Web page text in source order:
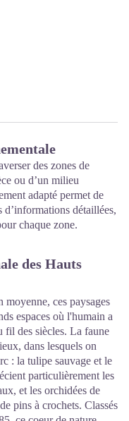
des zones de
ou d’un milieu
adapté permet de
détaillées,
chaque zone.
des Hauts
ces paysages
espaces où l'humain a
fil des siècles. La faune
dans lesquels on
: la tulipe sauvage et le
particulièrement les
et les orchidées de
pins à crochets. Classés